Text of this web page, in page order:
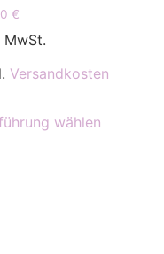
€
MwSt.
Versandkosten
wählenProdukt